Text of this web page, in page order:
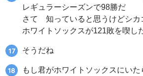
レギュラーシーズンで98勝だ
さて 知っていると思うけどシカ
ホワイトソックスが121敗を喫し
そうだね
もし君がホワイトソックスにい